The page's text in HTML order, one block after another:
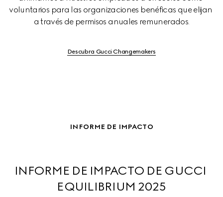
voluntarios para las organizaciones benéficas que elijan
a través de permisos anuales remunerados.
Descubra Gucci Changemakers
INFORME DE IMPACTO
INFORME DE IMPACTO DE GUCCI
EQUILIBRIUM 2025